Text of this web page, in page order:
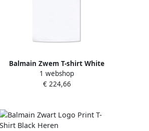
Balmain Zwem T-shirt White
Heren
1 webshop
€ 224,66